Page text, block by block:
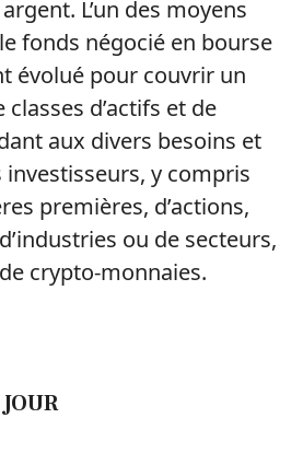
L’un des moyens
fonds négocié en bourse
évolué pour couvrir un
d’actifs et de
aux divers besoins et
y compris
premières, d’actions,
ou de secteurs,
crypto-monnaies.